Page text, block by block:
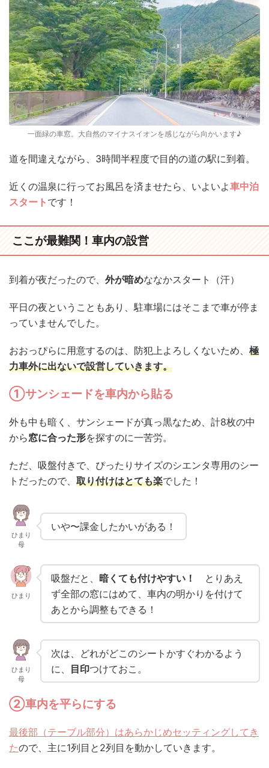
一面緑の車窓。大自然のマイナスイオンを感じながら向かいます♪
道を間違えながら、3時間半程度で目的の道の駅に到着。
近くの温泉に行ってお風呂を済ませたら、いよいよ車中泊
スタート です！
ここが最難関！車内の設営
到着が夜だったので、 外が暗めななかスタート（汗）
平日の夜ということもあり、駐車場にはそこまで車が停ま
っていませんでした。
おおっぴらに用意するのは、防犯上よろしくないため、 極
力車外に出ないで設営していきます。
①サンシェードを車内から貼る
外も中も暗く、サンシェードが真っ黒なため、計8枚の中
から窓に合った形を探すのに一苦労。
ただ、吸盤付きで、ぴったりサイズのシエンタ専用のシー
トだったので、 取り付けはとても楽でした！
ひまり
母
いや〜課金したかいがある！
ひまり
吸盤だと、 暗くても付けやすい！ とりあえ
ず全部の窓にはめて、車内の明かりを付けて
あとから調整もできる！
ひまり
母
次は、どれがどこのシートかすぐわかるよう
に、 目印つけておこ。
②車内を平らにする
最後部（テーブル部分）はあらかじめセッティングしてき
たので、主に1列目と2列目を動かしていきます。